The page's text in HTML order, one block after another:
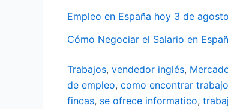
Empleo en España hoy 3 de
Cómo Negociar el Salario en
Trabajos, vendedor inglés,
de empleo, como encontrar
fincas, se ofrece informatico,